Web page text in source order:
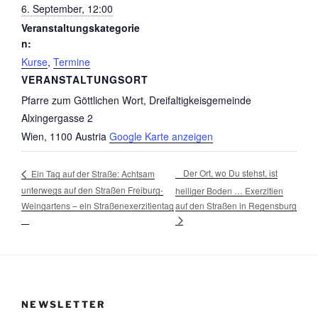
6. September, 12:00
Veranstaltungskategorie
n:
Kurse, Termine
VERANSTALTUNGSORT
Pfarre zum Göttlichen Wort, Dreifaltigkeisgemeinde
Alxingergasse 2
Wien, 1100 Austria Google Karte anzeigen
Ein Tag auf der Straße: Achtsam
unterwegs auf den Straßen Freiburg-
Weingartens – ein Straßenexerzitientag
Der Ort, wo Du stehst, ist
heiliger Boden … Exerzitien
auf den Straßen in Regensburg
NEWSLETTER